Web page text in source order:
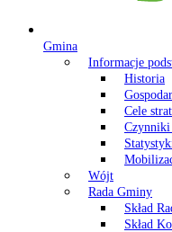
Gmina
Informacje
Historia
Cele
Czynniki
Wójt
Rada Gminy
Skład
Skład